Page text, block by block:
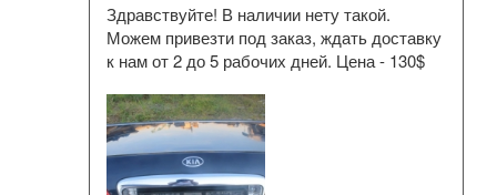
Здравствуйте! В наличии нету такой.
Можем привезти под заказ, ждать доставку
к нам от 2 до 5 рабочих дней. Цена - 130$